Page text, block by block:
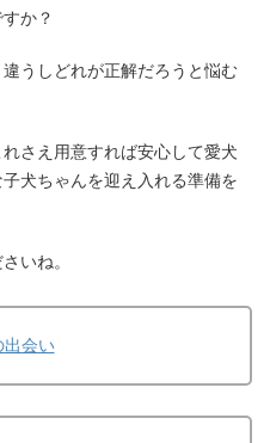
か？
うしどれが正解だろうと悩む
さえ用意すれば安心して愛犬
犬ちゃんを迎え入れる準備を
いね。
出会い